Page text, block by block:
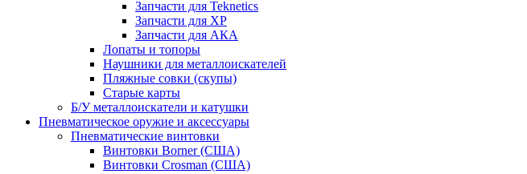
Запчасти для Teknetics
Запчасти для XP
Запчасти для АКА
Лопаты и топоры
Наушники для металлоискателей
Пляжные совки (скупы)
Старые карты
Б/У металлоискатели и катушки
Пневматическое оружие и аксессуары
Пневматические винтовки
Винтовки Borner (США)
Винтовки Crosman (США)